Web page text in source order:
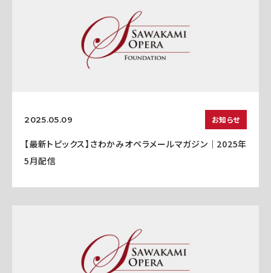
2025.05.09 お知らせ
【最新トピックス】さわかみオペラメールマガジン｜2025年
5月配信